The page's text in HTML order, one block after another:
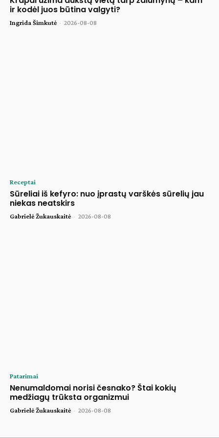
ir kodėl juos būtina valgyti?
Ingrida Šimkutė - 2026-08-08
Receptai
Sūreliai iš kefyro: nuo įprastų varškės sūrelių jau
niekas neatskirs
Gabrielė Žukauskaitė - 2026-08-08
Patarimai
Nenumaldomai norisi česnako? Štai kokių
medžiagų trūksta organizmui
Gabrielė Žukauskaitė - 2026-08-08